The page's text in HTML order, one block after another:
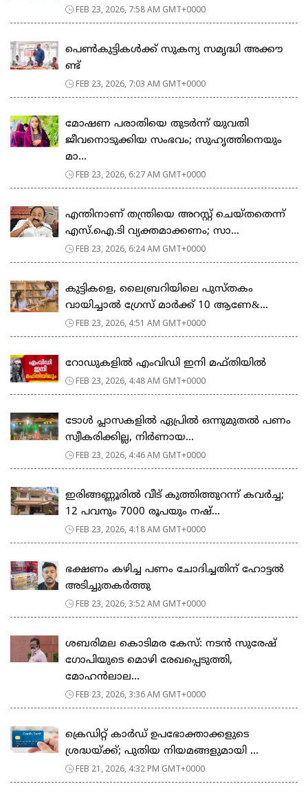
FEB 23, 2026, 7:58 AM GMT+0000
പെ​ൺ​കു​ട്ടി​ക​ൾ​ക്ക് സു​ക​ന്യ സ​മൃ​ദ്ധി അ​ക്കൗ​
ണ്ട്
FEB 23, 2026, 7:03 AM GMT+0000
മോഷണ പരാതിയെ തുടര്‍ന്ന് യുവതി
ജീവനൊടുക്കിയ സംഭവം; സുഹൃത്തിനെയും
മാ...
FEB 23, 2026, 6:27 AM GMT+0000
എന്തിനാണ് തന്ത്രിയെ അറസ്റ്റ് ചെയ്തതെന്ന്
എസ്.ഐ.ടി വ്യക്തമാക്കണം; സാ...
FEB 23, 2026, 6:24 AM GMT+0000
കുട്ടികളെ, ലൈബ്രറിയിലെ പുസ്തകം
വായിച്ചാല്‍ ഗ്രേസ് മാര്‍ക്ക് 10 ആണേ&...
FEB 23, 2026, 4:51 AM GMT+0000
റോഡുകളില്‍ എംവിഡി ഇനി മഫ്തിയില്‍
FEB 23, 2026, 4:48 AM GMT+0000
ടോള്‍ പ്ലാസകളില്‍ ഏപ്രില്‍ ഒന്നുമുതല്‍ പണം
സ്വീകരിക്കില്ല, നിര്‍ണായ...
FEB 23, 2026, 4:46 AM GMT+0000
ഇരിങ്ങണ്ണൂരിൽ വീട് കുത്തിത്തുറന്ന് കവർച്ച;
12 പവനും 7000 രൂപയും നഷ്...
FEB 23, 2026, 4:18 AM GMT+0000
ഭക്ഷണം കഴിച്ച പണം ചോദിച്ചതിന് ഹോട്ടൽ
അടിച്ചുതകർത്തു
FEB 23, 2026, 3:52 AM GMT+0000
ശബരിമല കൊടിമര കേസ്: നടൻ സുരേഷ്
ഗോപിയുടെ മൊഴി രേഖപ്പെടുത്തി,
മോഹൻലാല...
FEB 23, 2026, 3:36 AM GMT+0000
ക്രെഡിറ്റ് കാർഡ് ഉപഭോക്താക്കളുടെ
ശ്രദ്ധയ്ക്ക്; പുതിയ നിയമങ്ങളുമായി ...
FEB 21, 2026, 4:32 PM GMT+0000